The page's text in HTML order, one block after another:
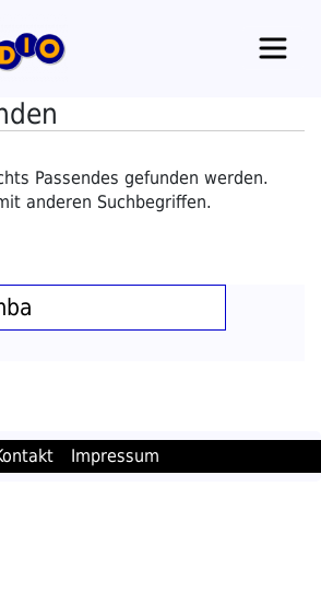
Passendes gefunden werden.
anderen Suchbegriffen.
Impressum